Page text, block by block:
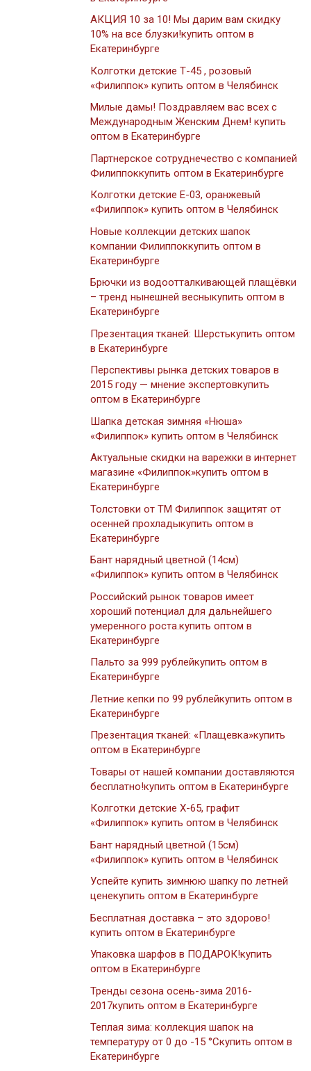
АКЦИЯ 10 за 10! Мы дарим вам скидку
10% на все блузки!купить оптом в
Екатеринбурге
Колготки детские Т-45 , розовый
«Филиппок» купить оптом в Челябинск
Милые дамы! Поздравляем вас всех с
Международным Женским Днем! купить
оптом в Екатеринбурге
Партнерское сотруднечество с компанией
Филиппоккупить оптом в Екатеринбурге
Колготки детские Е-03, оранжевый
«Филиппок» купить оптом в Челябинск
Новые коллекции детских шапок
компании Филиппоккупить оптом в
Екатеринбурге
Брючки из водоотталкивающей плащёвки
– тренд нынешней весныкупить оптом в
Екатеринбурге
Презентация тканей: Шерстькупить оптом
в Екатеринбурге
Перспективы рынка детских товаров в
2015 году — мнение экспертовкупить
оптом в Екатеринбурге
Шапка детская зимняя «Нюша»
«Филиппок» купить оптом в Челябинск
Актуальные скидки на варежки в интернет
магазине «Филиппок»купить оптом в
Екатеринбурге
Толстовки от ТМ Филиппок защитят от
осенней прохладыкупить оптом в
Екатеринбурге
Бант нарядный цветной (14см)
«Филиппок» купить оптом в Челябинск
Российский рынок товаров имеет
хороший потенциал для дальнейшего
умеренного роста.купить оптом в
Екатеринбурге
Пальто за 999 рублейкупить оптом в
Екатеринбурге
Летние кепки по 99 рублейкупить оптом в
Екатеринбурге
Презентация тканей: «Плащевка»купить
оптом в Екатеринбурге
Товары от нашей компании доставляются
бесплатно!купить оптом в Екатеринбурге
Колготки детские Х-65, графит
«Филиппок» купить оптом в Челябинск
Бант нарядный цветной (15см)
«Филиппок» купить оптом в Челябинск
Успейте купить зимнюю шапку по летней
ценекупить оптом в Екатеринбурге
Бесплатная доставка – это здорово!
купить оптом в Екатеринбурге
Упаковка шарфов в ПОДАРОК!купить
оптом в Екатеринбурге
Тренды сезона осень-зима 2016-
2017купить оптом в Екатеринбурге
Теплая зима: коллекция шапок на
температуру от 0 до -15 °Cкупить оптом в
Екатеринбурге